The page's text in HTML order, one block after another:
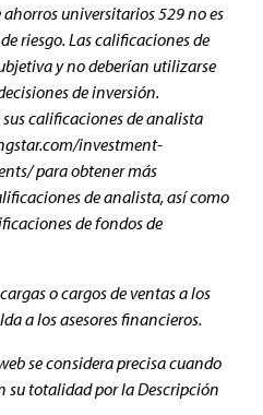
universitarios 529 no es
riesgo. Las calificaciones de
y no deberían utilizarse
de inversión.
calificaciones de analista
investment-
para obtener más
de analista, así como
de fondos de
o cargos de ventas a los
a los asesores financieros.
se considera precisa cuando
su totalidad por la Descripción